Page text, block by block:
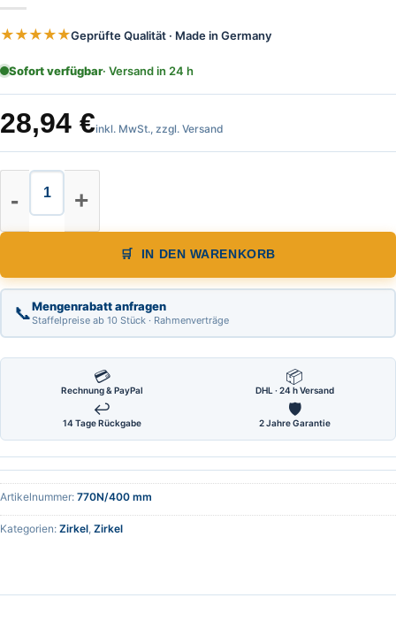
★★★★★Geprüfte Qualität · Made in Germany
Sofort verfügbar· Versand in 24 h
28,94 €inkl. MwSt., zzgl. Versand
Präzisions Zirkel, Spitzzirkel
IN DEN WARENKORB
📞Mengenrabatt anfragen
Staffelpreise ab 10 Stück · Rahmenverträge
💳
Rechnung & PayPal
📦
DHL · 24 h Versand
↩
14 Tage Rückgabe
🛡
2 Jahre Garantie
Artikelnummer: 770N/400 mm
Kategorien: Zirkel Zirkel